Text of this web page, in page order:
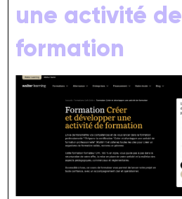
une activité de
formation